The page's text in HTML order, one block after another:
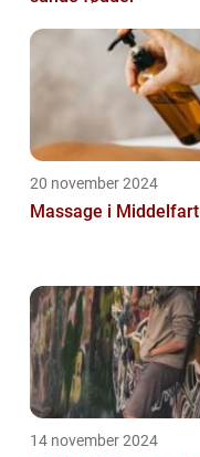
20 november 2024
Massage i Middelfart
14 november 2024